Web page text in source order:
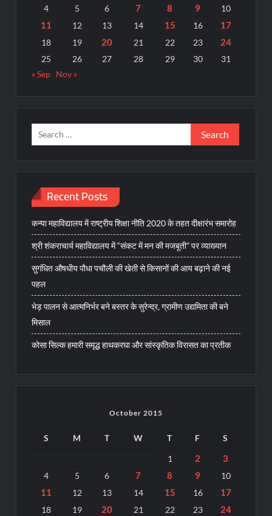
4 5 6 7 8 9 10
11 12 13 14 15 16 17
18 19 20 21 22 23 24
25 26 27 28 29 30
31
« Sep Nov »
Search
for:
Recent Posts
कन्या महाविद्यालय में राष्ट्रीय शिक्षा नीति 2020 के तहत दीक्षारंभ समारोह
श्री शंकराचार्य महाविद्यालय में “संकट में मन की मजबूती” पर व्याख्यान
सुगंधित औषधीय पौधा पचौली की खेती से किसानों की आय बढ़ाने की नई
पहल
भेड़ पालन से आत्मनिर्भर बने बस्तर के सुरेन्द्र, ग्रामीण उद्यमिता की बने
मिसाल
कोसा सिल्क हमारी समृद्ध हाथकरघा और सांस्कृतिक विरासत का प्रतीक
October 2015
S M T W T F
S
1
2 3
4 5 6 7 8 9 10
11 12 13 14 15 16 17
18 19 20 21 22 23 24